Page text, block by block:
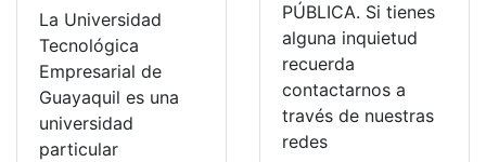
La Universidad
Tecnológica
Empresarial de
Guayaquil es una
universidad
particular
PÚBLICA. Si tienes
alguna inquietud
recuerda
contactarnos a
través de nuestras
redes